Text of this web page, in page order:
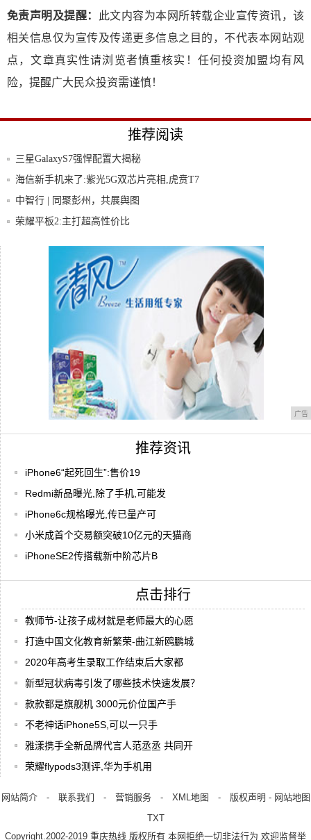
免责声明及提醒：
此文内容为本网所转载企业宣传资讯，该
相关信息仅为宣传及传递更多信息之目的，不代表本网站观
点，文章真实性请浏览者慎重核实！任何投资加盟均有风
险，提醒广大民众投资需谨慎！
推荐阅读
三星GalaxyS7强悍配置大揭秘
海信新手机来了:紫光5G双芯片亮相,虎贲T7
中智行 | 同聚彭州，共展舆图
荣耀平板2:主打超高性价比
三星Galaxy S7高清图文拆解：最美手机
广告
推荐资讯
iPhone6“起死回生”:售价19
Redmi新品曝光,除了手机,可能发
iPhone6c规格曝光,传已量产可
小米成首个交易额突破10亿元的天猫商
iPhoneSE2传搭载新中阶芯片B
点击排行
教师节-让孩子成材就是老师最大的心愿
打造中国文化教育新繁荣-曲江新鸥鹏城
2020年高考生录取工作结束后大家都
新型冠状病毒引发了哪些技术快速发展？
款款都是旗舰机 3000元价位国产手
不老神话iPhone5S,可以一只手
雅漾携手全新品牌代言人范丞丞 共同开
荣耀flypods3测评,华为手机用
网站简介- 联系我们 - 营销服务- XML地图 - 版权声明 - 网站地图
TXT
Copyright.2002-2019 重庆热线 版权所有 本网拒绝一切非法行为 欢迎监督举